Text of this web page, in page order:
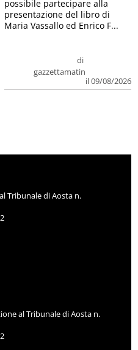
di
gazzettamatin
il 09/08/2026
possibile partecipare alla
presentazione del libro di
Maria Vassallo ed Enrico F...
Tribunale di Aosta n.
al Tribunale di Aosta n.